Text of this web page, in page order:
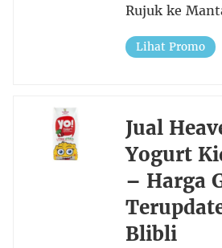
Rujuk ke
Lihat Promo
Jual
Yogurt
– Harga
Blibli